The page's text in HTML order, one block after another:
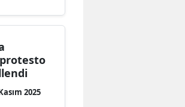
2025